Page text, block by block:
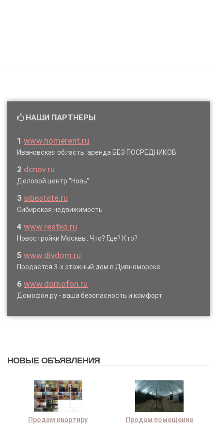
НАШИ ПАРТНЕРЫ
1 www.homerent.ru
Ивановская область: аренда БЕЗ ПОСРЕДНИКОВ
2 dcnov.ru
Деловой центр "Новь"
3 sibestate.ru
Сибирская недвижимость
4 www.restko.ru
Новостройки Москвы. Что? Где? Кто?
5 www.divdom.ru
Продается 3-х этажный дом в Дивноморске
6 www.domofon.ru
Домофон.ру - ваша безопасность и комфорт
НОВЫЕ ОБЪЯВЛЕНИЯ
Продам квартиру
Продам помещение